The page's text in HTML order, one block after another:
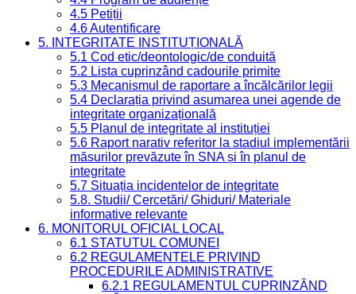
4.5 Petiții
4.6 Autentificare
5. INTEGRITATE INSTITUȚIONALĂ
5.1 Cod etic/deontologic/de conduită
5.2 Lista cuprinzând cadourile primite
5.3 Mecanismul de raportare a încălcărilor legii
5.4 Declarația privind asumarea unei agende de
integritate organizațională
5.5 Planul de integritate al instituției
5.6 Raport narativ referitor la stadiul implementării
măsurilor prevăzute în SNA și în planul de
integritate
5.7 Situația incidentelor de integritate
5.8. Studii/ Cercetări/ Ghiduri/ Materiale
informative relevante
6. MONITORUL OFICIAL LOCAL
6.1 STATUTUL COMUNEI
6.2 REGULAMENTELE PRIVIND
PROCEDURILE ADMINISTRATIVE
6.2.1 REGULAMENTUL CUPRINZÂND